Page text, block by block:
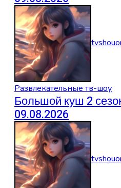
Развлекательные тв-шоу
Большой куш 2
09.08.2026